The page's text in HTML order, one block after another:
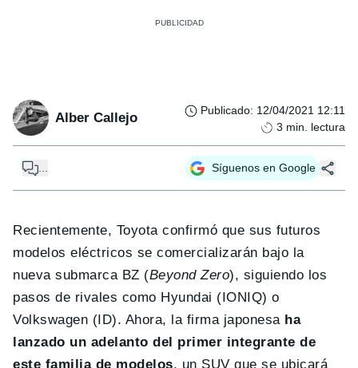
Alber Callejo Publicado: 12/04/2021 12:11
3 min. lectura
... Síguenos en Google
Recientemente, Toyota confirmó que sus futuros
modelos eléctricos se comercializarán bajo la
nueva submarca BZ (Beyond Zero), siguiendo los
pasos de rivales como Hyundai (IONIQ) o
Volkswagen (ID). Ahora, la firma japonesaha
lanzado un adelanto del primer integrante de
este familia de modelos, un SUV que se ubicará